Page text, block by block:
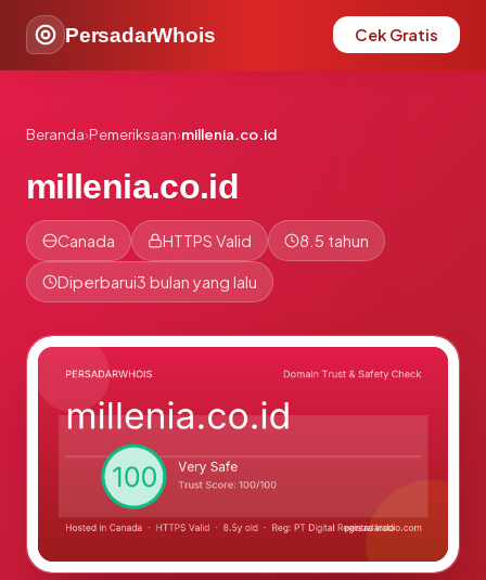
PersadarWhois Cek Gratis
Beranda›Pemeriksaan›millenia.co.id
millenia.co.id
Canada HTTPS Valid 8.5 tahun
Diperbarui3 bulan yang lalu